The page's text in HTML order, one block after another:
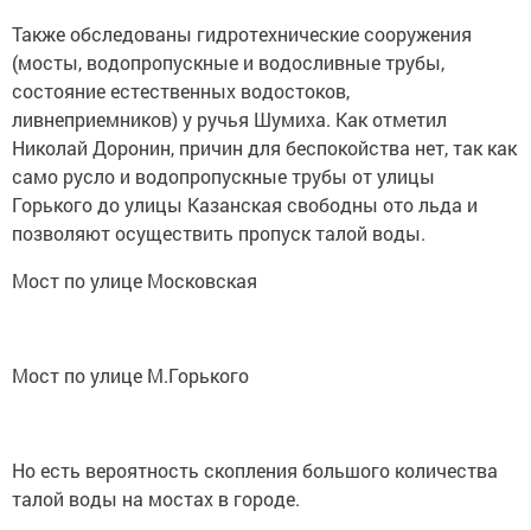
Также обследованы гидротехнические сооружения
(мосты, водопропускные и водосливные трубы,
состояние естественных водостоков,
ливнеприемников) у ручья Шумиха. Как отметил
Николай Доронин, причин для беспокойства нет, так как
само русло и водопропускные трубы от улицы
Горького до улицы Казанская свободны ото льда и
позволяют осуществить пропуск талой воды.
Мост по улице Московская
Мост по улице М.Горького
Но есть вероятность скопления большого количества
талой воды на мостах в городе.